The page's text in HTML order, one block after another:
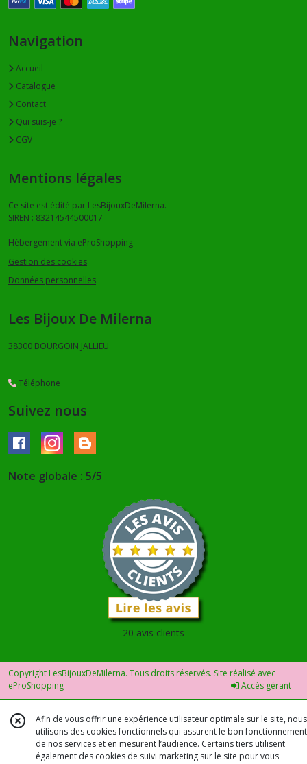
Navigation
Accueil
Catalogue
Contact
Qui suis-je ?
CGV
Mentions légales
Ce site est édité par LesBijouxDeMilerna.
SIREN : 83214544500017
Hébergement via eProShopping
Gestion des cookies
Données personnelles
Les Bijoux De Milerna
38300 BOURGOIN JALLIEU
Téléphone
Suivez nous
Note globale : 5/5
20 avis clients
Copyright LesBijouxDeMilerna. Tous droits réservés. Site réalisé avec
eProShopping
Accès gérant
Afin de vous offrir une expérience utilisateur optimale sur le site, nous
utilisons des cookies fonctionnels qui assurent le bon fonctionnement
de nos services et en mesurent l’audience. Certains tiers utilisent
également des cookies de suivi marketing sur le site pour vous